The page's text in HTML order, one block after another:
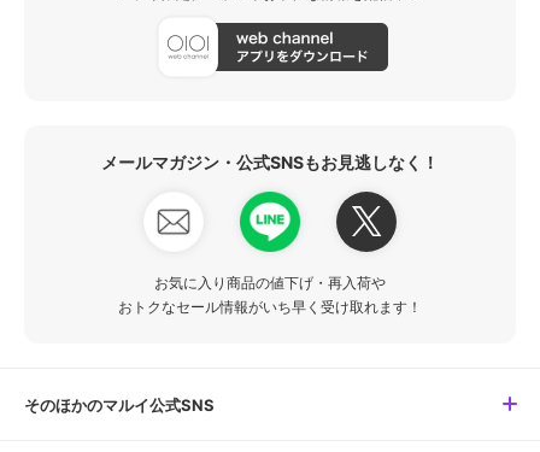
メールマガジン・公式SNSもお見逃しなく！
お気に入り商品の値下げ・再入荷や
おトクなセール情報がいち早く受け取れます！
そのほかのマルイ公式SNS